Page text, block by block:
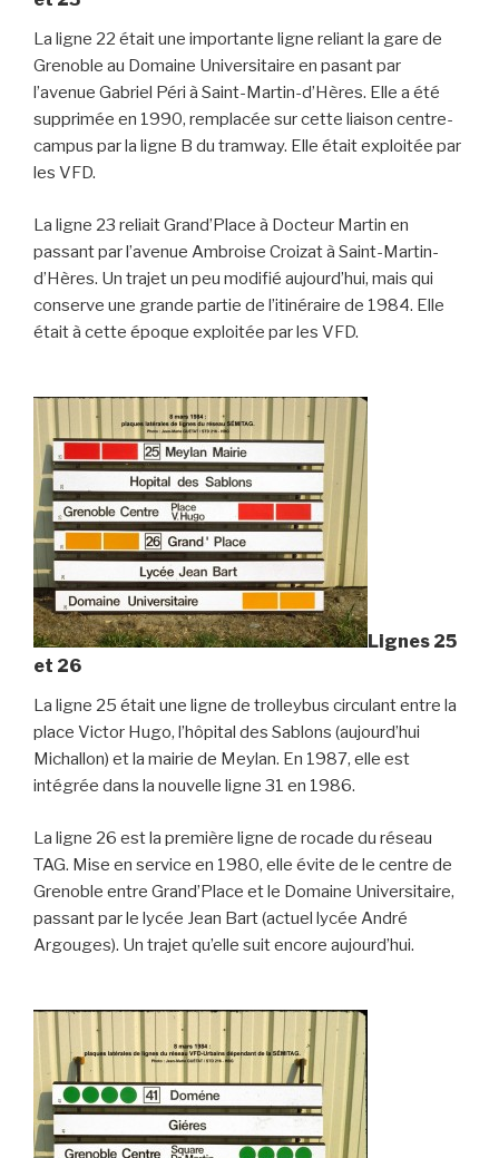
La ligne 22 était une importante ligne reliant la gare de
Grenoble au Domaine Universitaire en pasant par
l’avenue Gabriel Péri à Saint-Martin-d’Hères. Elle a été
supprimée en 1990, remplacée sur cette liaison centre-
campus par la ligne B du tramway. Elle était exploitée par
les VFD.
La ligne 23 reliait Grand’Place à Docteur Martin en
passant par l’avenue Ambroise Croizat à Saint-Martin-
d’Hères. Un trajet un peu modifié aujourd’hui, mais qui
conserve une grande partie de l’itinéraire de 1984. Elle
était à cette époque exploitée par les VFD.
Lignes 25
et 26
La ligne 25 était une ligne de trolleybus circulant entre la
place Victor Hugo, l’hôpital des Sablons (aujourd’hui
Michallon) et la mairie de Meylan. En 1987, elle est
intégrée dans la nouvelle ligne 31 en 1986.
La ligne 26 est la première ligne de rocade du réseau
TAG. Mise en service en 1980, elle évite de le centre de
Grenoble entre Grand’Place et le Domaine Universitaire,
passant par le lycée Jean Bart (actuel lycée André
Argouges). Un trajet qu’elle suit encore aujourd’hui.